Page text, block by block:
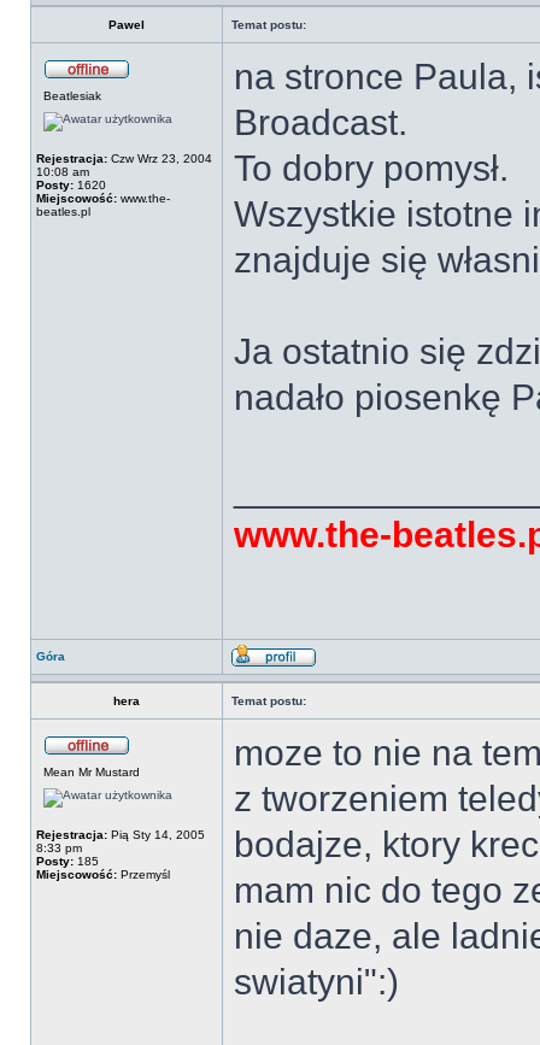
Pawel Temat postu:
Beatlesiak
Rejestracja: Czw Wrz 23, 2004
10:08 am
Posty: 1620
Miejscowość: www.the-
beatles.pl
na stronce Paula,
Broadcast.
To dobry pomysł.
Wszystkie istotne
znajduje się
Ja ostatnio się
nadało piosenkę
www.the-
Góra
hera Temat postu:
Mean Mr Mustard
Rejestracja: Pią Sty 14, 2005
8:33 pm
Posty: 185
Miejscowość: Przemyśl
moze to nie na
z tworzeniem
bodajze, ktory
mam nic do tego
nie daze, ale
swiatyni":)